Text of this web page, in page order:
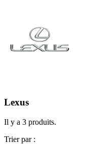
Lexus
Il y a 3 produits.
Trier par :